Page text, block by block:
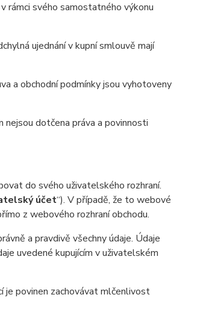
rámci svého samostatného výkonu
ujednání v kupní smlouvě mají
a obchodní podmínky jsou vyhotoveny
dotčena práva a povinnosti
do svého uživatelského rozhraní.
účet“). V případě, že to webové
z webového rozhraní obchodu.
a pravdivě všechny údaje. Údaje
uvedené kupujícím v uživatelském
je povinen zachovávat mlčenlivost